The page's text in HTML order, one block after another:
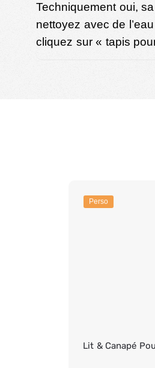
Techniquement oui,
nettoyez avec de
cliquez sur « tapis
Perso
Lit & Canapé